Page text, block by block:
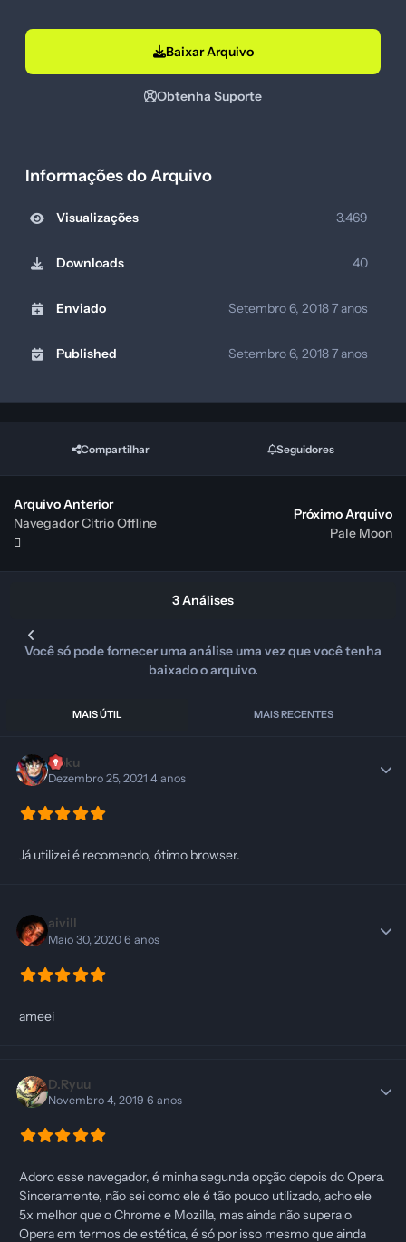
Baixar Arquivo
Obtenha Suporte
Informações do Arquivo
Visualizações 3.469
Downloads 40
Enviado Setembro 6, 20187 anos
Published Setembro 6, 20187 anos
Compartilhar Seguidores
Arquivo Anterior
Navegador Citrio Offline
Próximo Arquivo
Pale Moon
3 Análises
Você só pode fornecer uma análise uma vez que você tenha
baixado o arquivo.
MAIS ÚTIL MAIS RECENTES
Goku
Dezembro 25, 20214 anos
Já utilizei é recomendo, ótimo browser.
aivill
Maio 30, 20206 anos
ameei
D.Ryuu
Novembro 4, 20196 anos
Adoro esse navegador, é minha segunda opção depois do Opera.
Sinceramente, não sei como ele é tão pouco utilizado, acho ele
5x melhor que o Chrome e Mozilla, mas ainda não supera o
Opera em termos de estética, é só por isso mesmo que ainda